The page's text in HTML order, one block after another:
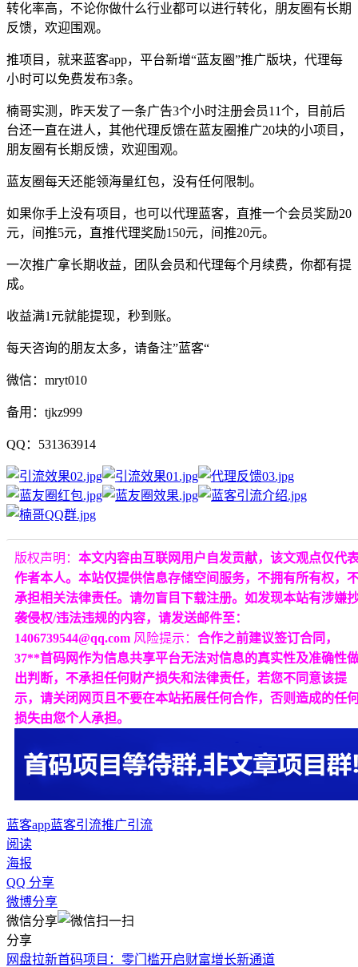
转化率高，不论你做什么行业都可以进行转化，朋友圈有长期
反馈，欢迎围观。
推项目，就来蓝客app，平台新增“蓝友圈”推广版块，代理每
小时可以免费发布3条。
楠哥实测，昨天发了一条广告3个小时注册会员11个，目前后
台还一直在进人，其他代理反馈在蓝友圈推广20块的小项目，
朋友圈有长期反馈，欢迎围观。
蓝友圈每天还能领海量红包，没有任何限制。
如果你手上没有项目，也可以代理蓝客，直推一个会员奖励20
元，间推5元，直推代理奖励150元，间推20元。
一次推广拿长期收益，团队会员和代理每个月续费，你都有提
成。
收益满1元就能提现，秒到账。
每天咨询的朋友太多，请备注”蓝客“
微信：mryt010
备用：tjkz999
QQ：531363914
版权声明： 本文内容由互联网用户自发贡献，该文观点仅代
作者本人。本站仅提供信息存储空间服务，不拥有所有权，
承担相关法律责任。请勿盲目下载注册。如发现本站有涉嫌
袭侵权/违法违规的内容，请发送邮件至：
1406739544@qq.com 风险提示： 合作之前建议签订合同，
37**首码网作为信息共享平台无法对信息的真实性及准确性
出判断，不承担任何财产损失和法律责任，若您不同意该提
示，请关闭网页且不要在本站拓展任何合作，否则造成的任
损失由您个人承担。
蓝客app蓝客引流推广引流
阅读
海报
QQ 分享
微博分享
微信分享
分享
网盘拉新首码项目：零门槛开启财富增长新通道